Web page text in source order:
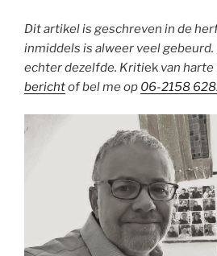
Dit artikel is geschreven in de
inmiddels is alweer veel
echter dezelfde. Kritiek van
berichtof bel me op 06-2158